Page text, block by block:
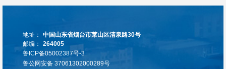
地址：
中国山东省烟台市莱山区清泉路30号
邮编：
264005
鲁ICP备05002387号-3
鲁公网安备 37061302000289号